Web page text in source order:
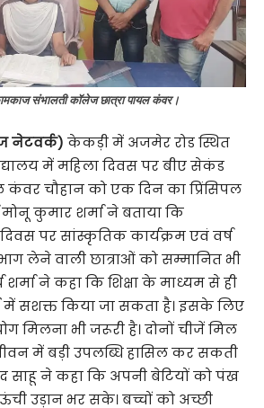
संभालती कॉलेज छात्रा पायल कंवर।
नेटवर्क) केकड़ी में अजमेर रोड स्थित
में महिला दिवस पर बीए सेकंड
कंवर चौहान को एक दिन का प्रिंसिपल
मोनू कुमार शर्मा ने बताया कि
दिवस पर सांस्कृतिक कार्यक्रम एवं वर्ष
भाग लेने वाली छात्राओं को सम्मानित भी
शर्मा ने कहा कि शिक्षा के माध्यम से ही
में सशक्त किया जा सकता है। इसके लिए
मिलना भी जरूरी है। दोनों चीजें मिल
में बड़ी उपलब्धि हासिल कर सकती
साहू ने कहा कि अपनी बेटियों को पंख
उड़ान भर सके। बच्चों को अच्छी